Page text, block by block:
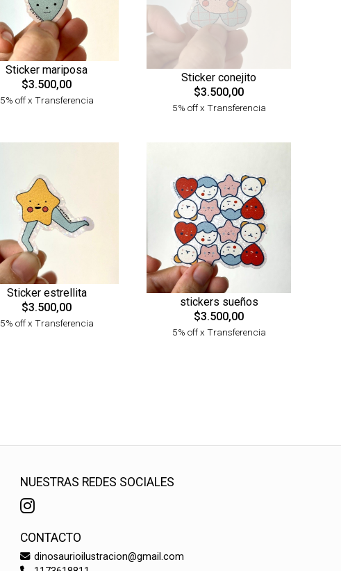
Sticker mariposa
$3.500,00
5% off x Transferencia
Sticker conejito
$3.500,00
5% off x Transferencia
Sticker estrellita
$3.500,00
5% off x Transferencia
stickers sueños
$3.500,00
5% off x Transferencia
NUESTRAS REDES SOCIALES
CONTACTO
dinosaurioilustracion@gmail.com